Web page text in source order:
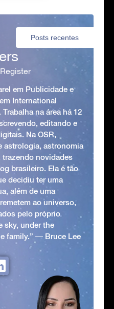
Posts recentes
em Publicidade e
International
na área há 12
editando e
Na OSR,
astrologia, astronomia
trazendo novidades
brasileiro. Ela é tão
decidiu ter uma
além de uma
ao universo,
pelo próprio
sky, under the
family.” ― Bruce Lee